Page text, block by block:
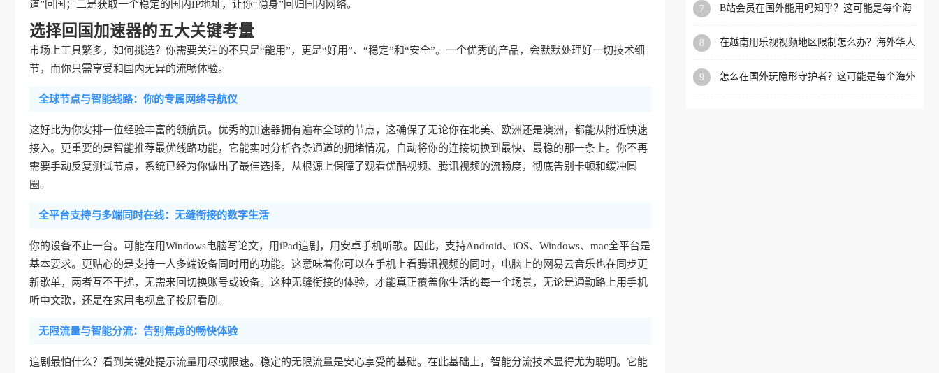
道”回国；二是获取一个稳定的国内IP地址，让你“隐身”回归国内网络。
选择回国加速器的五大关键考量
市场上工具繁多，如何挑选？你需要关注的不只是“能用”，更是“好用”、“稳定”和“安全”。一个优秀的产品，会默默处理好一切技术细
节，而你只需享受和国内无异的流畅体验。
全球节点与智能线路：你的专属网络导航仪
这好比为你安排一位经验丰富的领航员。优秀的加速器拥有遍布全球的节点，这确保了无论你在北美、欧洲还是澳洲，都能从附近快速
接入。更重要的是智能推荐最优线路功能，它能实时分析各条通道的拥堵情况，自动将你的连接切换到最快、最稳的那一条上。你不再
需要手动反复测试节点，系统已经为你做出了最佳选择，从根源上保障了观看优酷视频、腾讯视频的流畅度，彻底告别卡顿和缓冲圆
圈。
全平台支持与多端同时在线：无缝衔接的数字生活
你的设备不止一台。可能在用Windows电脑写论文，用iPad追剧，用安卓手机听歌。因此，支持Android、iOS、Windows、mac全平台是
基本要求。更贴心的是支持一人多端设备同时用的功能。这意味着你可以在手机上看腾讯视频的同时，电脑上的网易云音乐也在同步更
新歌单，两者互不干扰，无需来回切换账号或设备。这种无缝衔接的体验，才能真正覆盖你生活的每一个场景，无论是通勤路上用手机
听中文歌，还是在家用电视盒子投屏看剧。
无限流量与智能分流：告别焦虑的畅快体验
追剧最怕什么？看到关键处提示流量用尽或限速。稳定的无限流量是安心享受的基础。在此基础上，智能分流技术显得尤为聪明。它能
7
B站会员在国外能用吗知乎？这可能是每个海
8
在越南用乐视视频地区限制怎么办？海外华人
9
怎么在国外玩隐形守护者？这可能是每个海外